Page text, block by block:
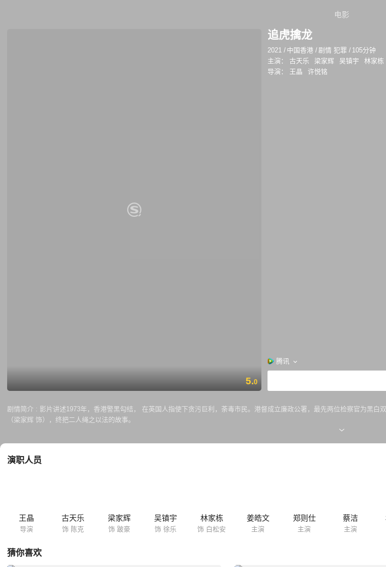
电影
5.0
追虎擒龙
2021 / 中国香港 /剧情 犯罪 / 105分钟
主演：
古天乐 梁家辉 吴镇宇 林家栋
导演：
王晶 许悦铭
腾讯
剧情简介 : 影片讲述1973年，香港警黑勾结， 在英国人指使下贪污巨利，荼毒市民。港督成立廉政公署，最先两位检察官为黑
（梁家辉 饰），终把二人绳之以法的故事。
演职人员
王晶
导演
古天乐
饰 陈克
梁家辉
饰 跛豪
吴镇宇
饰 徐乐
林家栋
饰 白松安
姜皓文
主演
郑则仕
主演
蔡洁
主演
猜你喜欢